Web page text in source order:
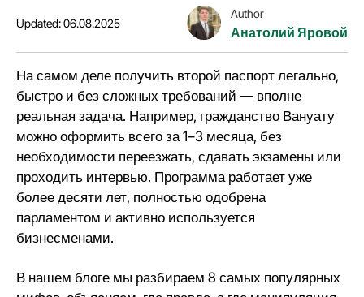
Updated: 06.08.2025
Author
Анатолий Яровой
На самом деле получить второй паспорт легально,
быстро и без сложных требований — вполне
реальная задача. Например, гражданство Вануату
можно оформить всего за 1–3 месяца, без
необходимости переезжать, сдавать экзамены или
проходить интервью. Программа работает уже
более десяти лет, полностью одобрена
парламентом и активно используется
бизнесменами.
В нашем блоге мы разбираем 8 самых популярных